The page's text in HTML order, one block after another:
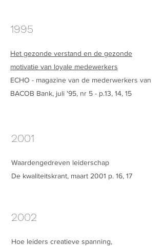
1995
Het gezonde verstand en de gezonde
motivatie van loyale medewerkers
ECHO - magazine van de mederwerkers van
BACOB Bank, juli '95, nr 5 - p.13, 14, 15
2001
Waardengedreven leiderschap
De kwaliteitskrant, maart 2001 p. 16, 17
2002
Hoe leiders creatieve spanning,